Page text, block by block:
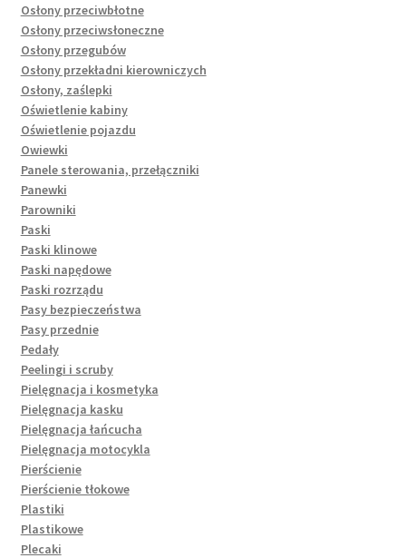
Osłony przeciwbłotne
Osłony przeciwsłoneczne
Osłony przegubów
Osłony przekładni kierowniczych
Osłony, zaślepki
Oświetlenie kabiny
Oświetlenie pojazdu
Owiewki
Panele sterowania, przełączniki
Panewki
Parowniki
Paski
Paski klinowe
Paski napędowe
Paski rozrządu
Pasy bezpieczeństwa
Pasy przednie
Pedały
Peelingi i scruby
Pielęgnacja i kosmetyka
Pielęgnacja kasku
Pielęgnacja łańcucha
Pielęgnacja motocykla
Pierścienie
Pierścienie tłokowe
Plastiki
Plastikowe
Plecaki